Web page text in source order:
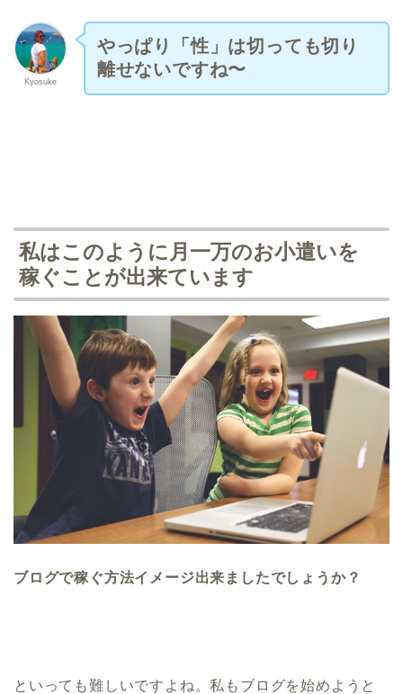
Kyosuke
やっぱり「性」は切っても切り
離せないですね〜
私はこのように月一万のお小遣いを
稼ぐことが出来ています
ブログで稼ぐ方法イメージ出来ましたでしょうか？
といっても難しいですよね。私もブログを始めようと